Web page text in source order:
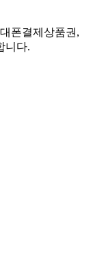
폰결제상품권,
니다.